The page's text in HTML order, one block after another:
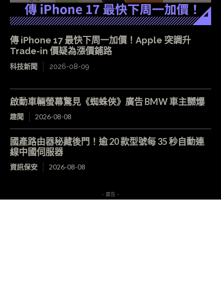
傳 iPhone 17 最快下周一加價！Apple 突調升
Trade-in 價疑為漲價鋪路
科技新聞 2026-08-09
啟動車輛螢幕驚見《蜘蛛俠》廣告 BMW 車主嬲爆
趣聞 2026-08-08
國產路由器秘藏後門！逾 20 款型號每 35 秒自動連
線中國伺服器
資訊保安 2026-08-08
- 廣告 -